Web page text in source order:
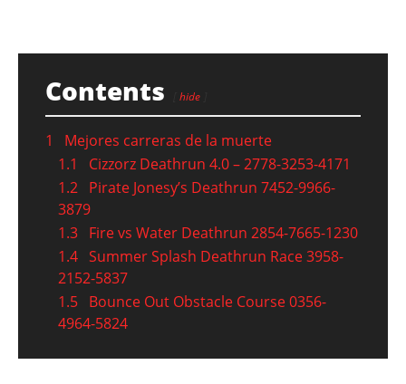
Contents hide
1
Mejores carreras de la muerte
1.1
Cizzorz Deathrun 4.0 – 2778-3253-4171
1.2 Pirate Jonesy’s Deathrun 7452-9966-
3879
1.3 Fire vs Water Deathrun 2854-7665-1230
1.4 Summer Splash Deathrun Race 3958-
2152-5837
1.5 Bounce Out Obstacle Course 0356-
4964-5824